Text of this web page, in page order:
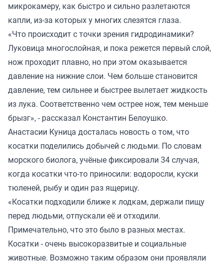
микрокамеру, как быстро и сильно разлетаются
капли, из-за которых у многих слезятся глаза.
«Что происходит с точки зрения гидродинамики?
Луковица многослойная, и пока режется первый слой,
нож проходит плавно, но при этом оказывается
давление на нижние слои. Чем больше становится
давление, тем сильнее и быстрее вылетает жидкость
из лука. Соответственно чем острее нож, тем меньше
брызг», - рассказал Константин Белоушко.
Анастасии Куница досталась новость о том, что
косатки поделились добычей с людьми. По словам
морского биолога, учёные фиксировали 34 случая,
когда косатки что-то приносили: водоросли, куски
тюленей, рыбу и один раз ящерицу.
«Косатки подходили ближе к лодкам, держали пищу
перед людьми, отпускали её и отходили.
Примечательно, что это было в разных местах.
Косатки - очень высокоразвитые и социальные
животные. Возможно таким образом они проявляли